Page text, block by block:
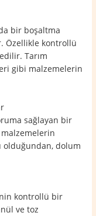
bir boşaltma
Özellikle kontrollü
Tarım
gibi malzemelerin
sağlayan bir
olduğundan, dolum
kontrollü bir
ve toz